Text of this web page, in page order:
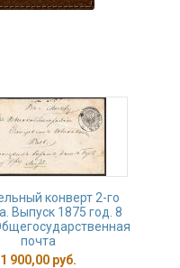
конверт 2-го
Выпуск 1875 год. 8
почта
1 900,00 руб.